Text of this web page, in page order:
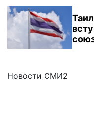
Новости СМИ2